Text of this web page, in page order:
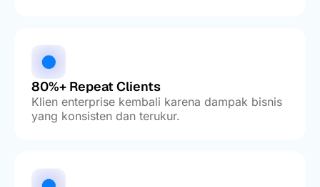
80%+ Repeat Clients
Klien enterprise kembali karena dampak bisnis
yang konsisten dan terukur.